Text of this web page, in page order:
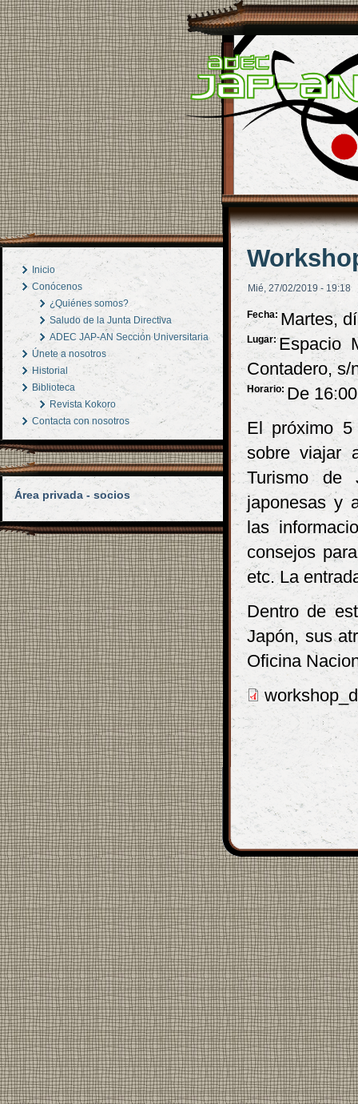
Inicio
Conócenos
¿Quiénes somos?
Saludo de la Junta Directiva
ADEC JAP-AN Sección Universitaria
Únete a nosotros
Historial
Biblioteca
Revista Kokoro
Contacta con nosotros
Área privada - socios
Mié, 27/02/2019 - 19:18
Fecha: Martes,
Lugar:Espacio
Contadero, s/
Horario: De
El próximo
sobre viajar
Turismo de
japonesas y
las
consejos
etc. La
Dentro de
Japón, sus
Oficina